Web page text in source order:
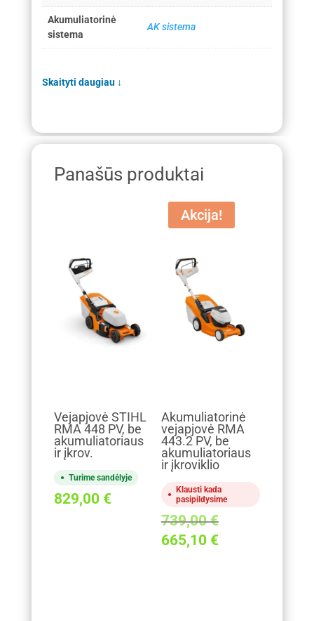
Akumuliatorinė
sistema
AK sistema
Skaityti daugiau ↓
Panašūs produktai
Vejapjovė STIHL
RMA 448 PV, be
akumuliatoriaus
ir įkrov.
Turime sandėlyje
829,00 €
Akcija!
Akumuliatorinė
vejapjovė RMA
443.2 PV, be
akumuliatoriaus
ir įkroviklio
Klausti kada
pasipildysime
739,00€Original
price
665,10 €Current